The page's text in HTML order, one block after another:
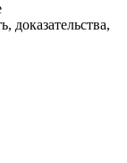
доказательства,